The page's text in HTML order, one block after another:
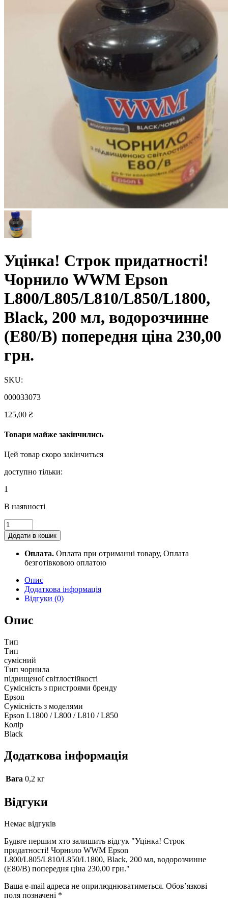
Уцінка! Строк придатності!
Чорнило WWM Epson
L800/L805/L810/L850/L1800,
Black, 200 мл, водорозчинне
(E80/B) попередня ціна 230,00
грн.
SKU:
000033073
125,00 ₴
Товари майже закінчились
Цей товар скоро закінчиться
доступно тільки:
1
В наявності
Уцінка!
Строк
придатності!
Чорнило
WWM
L800/L805/L810/L850/L1800,
Black,
водорозчинне
(E80/B)
ціна
230,00
грн.
quantity
Додати в кошик
Оплата. Оплата при отриманні товару, Оплата
безготівковою оплатою
Опис
Додаткова інформація
Відгуки (0)
Опис
Тип
Тип
сумісний
Тип чорнила
підвищеної світлостійкості
Сумісність з пристроями бренду
Epson
Сумісність з моделями
Epson L1800 / L800 / L810 / L850
Колір
Black
Додаткова інформація
Вага 0,2 кг
Відгуки
Немає відгуків
Будьте першим хто залишить відгук "Уцінка! Строк
придатності! Чорнило WWM Epson
L800/L805/L810/L850/L1800, Black, 200 мл, водорозчинне
(E80/B) попередня ціна 230,00 грн."
Ваша e-mail адреса не оприлюднюватиметься. Обов’язкові
поля позначені *